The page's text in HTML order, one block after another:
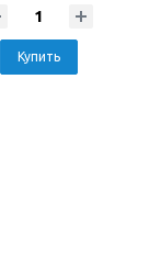
Купить